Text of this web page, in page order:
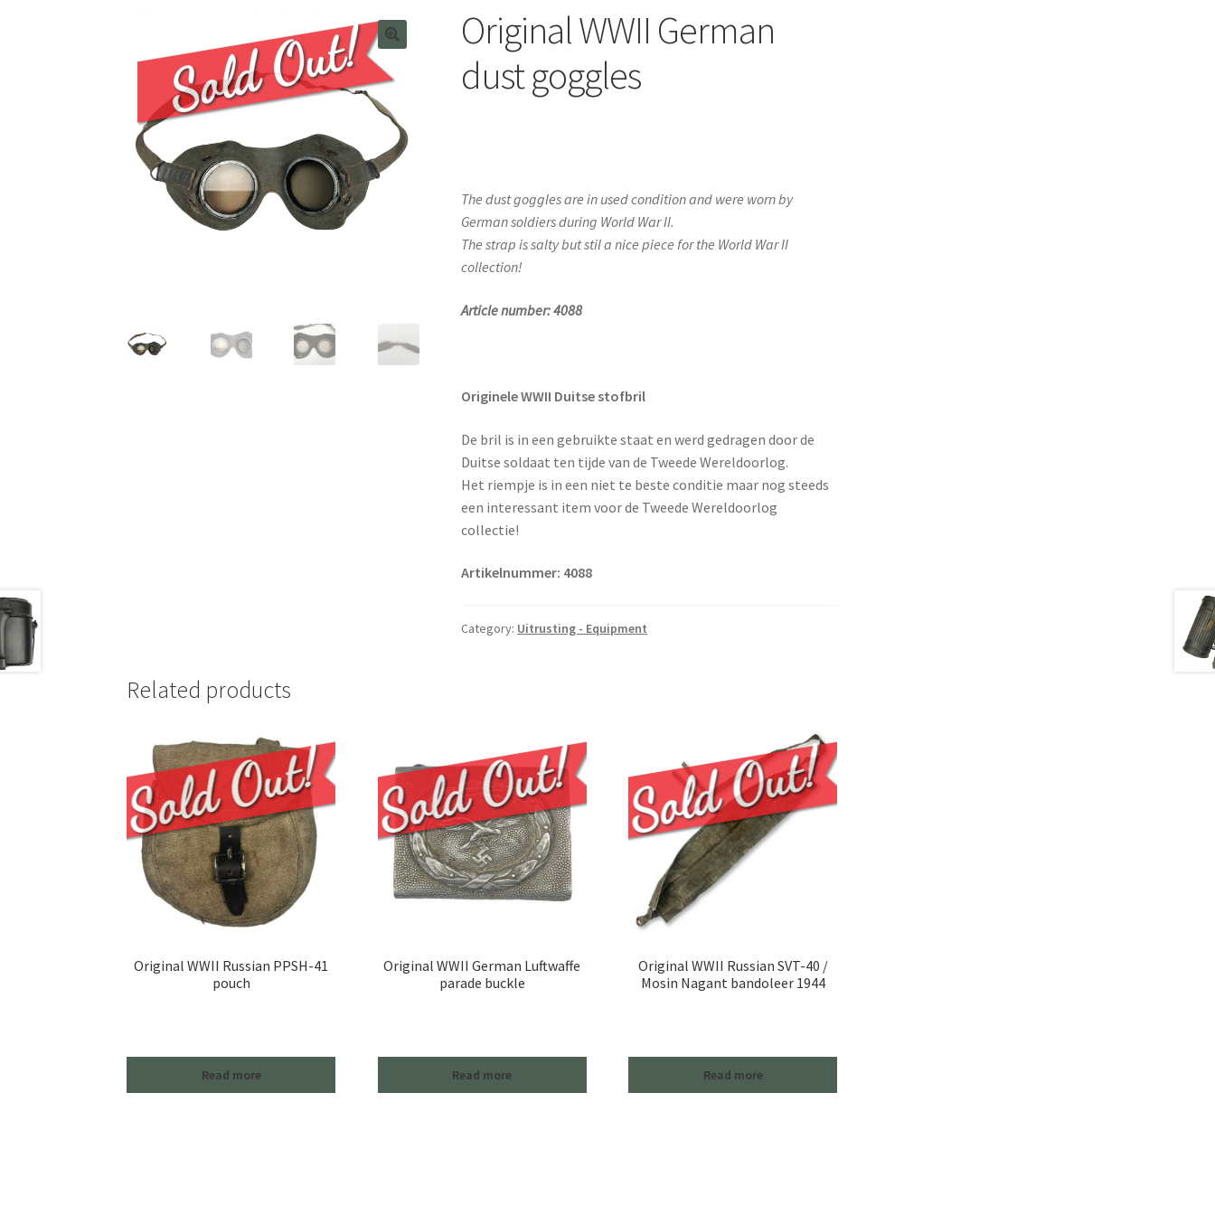
Original WWII German
dust goggles
The dust goggles are in used condition and were worn by
German soldiers during World War II.
The strap is salty but stil a nice piece for the World War II
collection!
Article number: 4088
Originele WWII Duitse stofbril
De bril is in een gebruikte staat en werd gedragen door de
Duitse soldaat ten tijde van de Tweede Wereldoorlog.
Het riempje is in een niet te beste conditie maar nog steeds
een interessant item voor de Tweede Wereldoorlog
collectie!
Artikelnummer: 4088
Category: Uitrusting - Equipment
Related products
Original WWII Russian PPSH-41
pouch
Read more
Original WWII German Luftwaffe
parade buckle
Read more
Original WWII Russian SVT-40 /
Mosin Nagant bandoleer 1944
Read more